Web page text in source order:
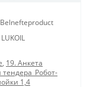
, 19. Анкета
1,4